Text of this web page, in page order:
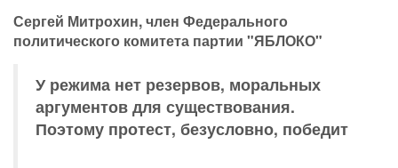
Сергей Митрохин, член Федерального
политического комитета партии "ЯБЛОКО"
У режима нет резервов, моральных
аргументов для существования.
Поэтому протест, безусловно, победит